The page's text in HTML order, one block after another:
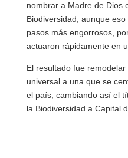
nombrar a Madre de Dios
Biodiversidad, aunque
pasos más engorrosos,
actuaron rápidamente en
El resultado fue
universal a una que se
el país, cambiando así el
la Biodiversidad a Capital